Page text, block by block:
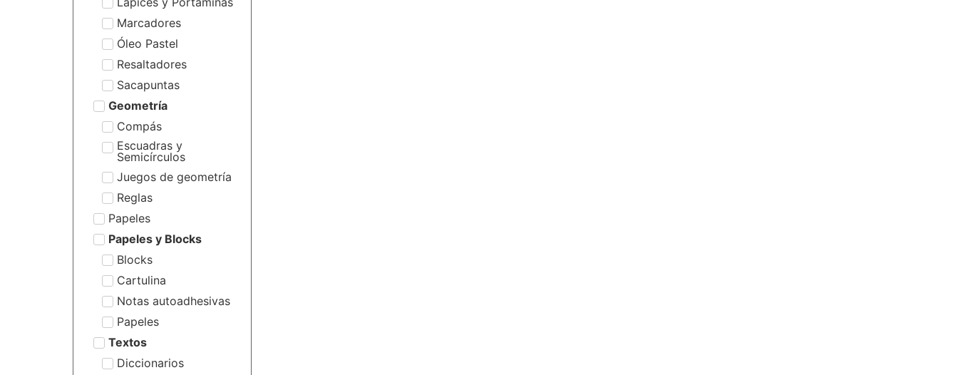
Marcadores
Óleo Pastel
Resaltadores
Sacapuntas
Geometría
Compás
Escuadras y
Semicírculos
Juegos de geometría
Reglas
Papeles
Papeles y Blocks
Blocks
Cartulina
Notas autoadhesivas
Papeles
Textos
Diccionarios